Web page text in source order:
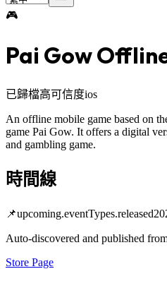
🎮
Pai Gow
已歸檔高可信度ios
An offline mobile game based on
game Pai Gow. It offers a digital
and gambling game.
時間線
📌upcoming.eventTypes.released
Auto-discovered and published
Store Page